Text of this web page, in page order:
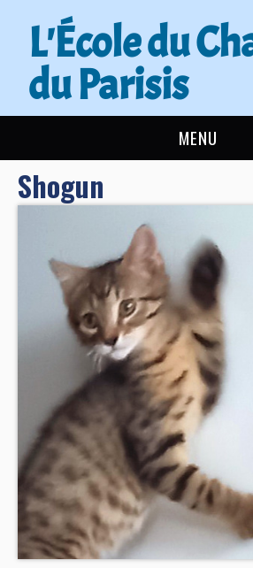
L'École du
du Parisis
MENU
L’ÉCOLE DU CHAT
ADOPTER
NOUS AIDER
BOUTIQUE
FORUM
Shogun